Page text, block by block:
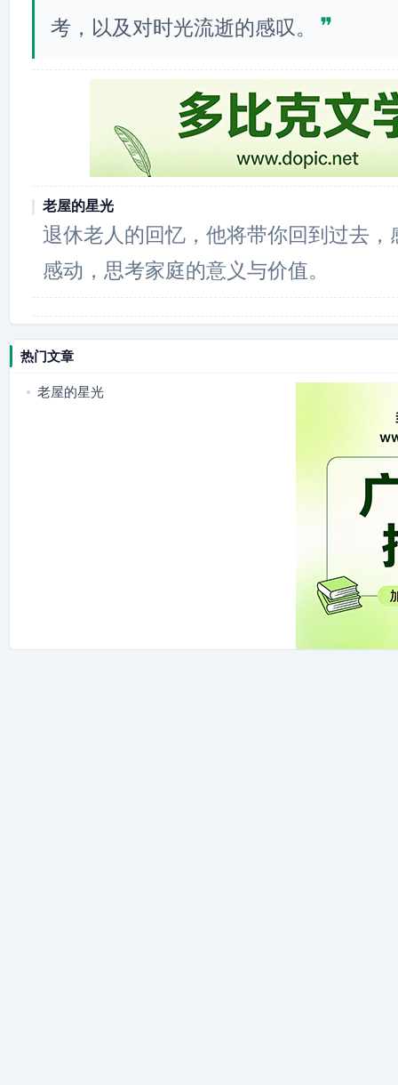
考，以及对时光流逝的感叹。
❞
老屋的星光
退休老人的回忆，他将带你回到过去，
感动，思考家庭的意义与价值。
热门文章
老屋的星光